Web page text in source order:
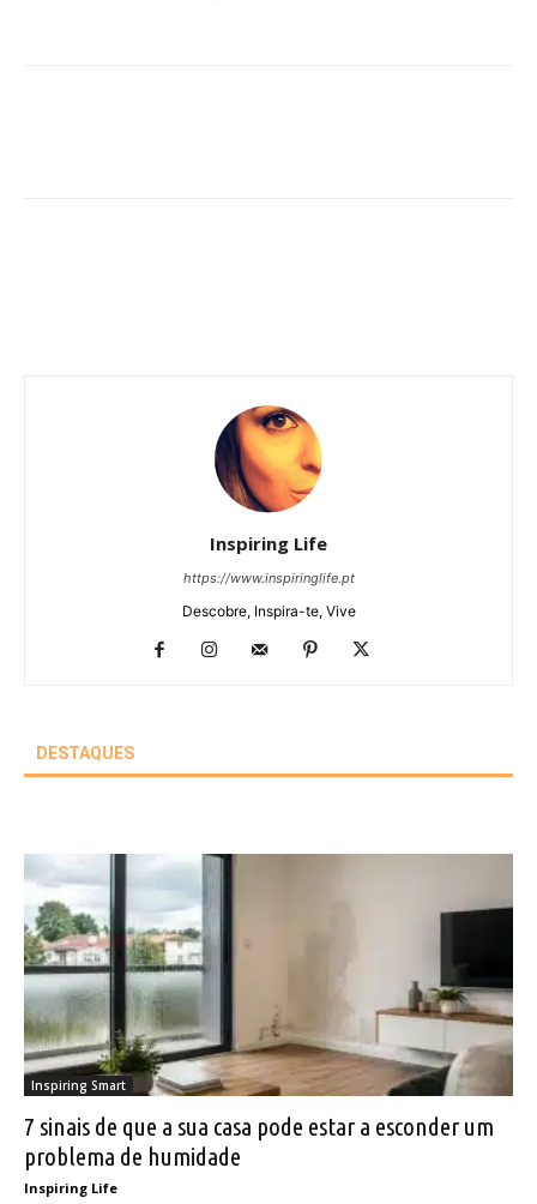
Inspiring Life
https://www.inspiringlife.pt
Descobre, Inspira-te, Vive
DESTAQUES
Inspiring Smart
7 sinais de que a sua casa pode estar a esconder um
problema de humidade
Inspiring Life